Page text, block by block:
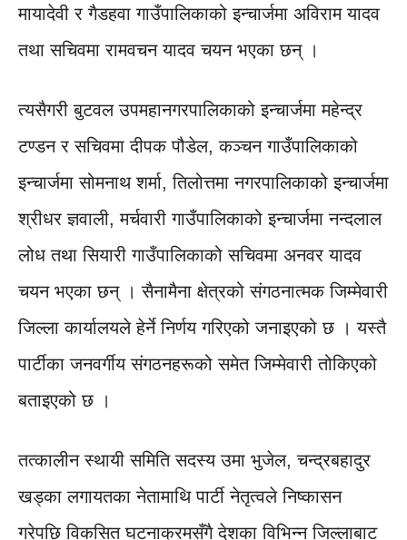
मायादेवी र गैडहवा गाउँपालिकाको इन्चार्जमा अविराम यादव
तथा सचिवमा रामवचन यादव चयन भएका छन् ।
त्यसैगरी बुटवल उपमहानगरपालिकाको इन्चार्जमा महेन्द्र
टण्डन र सचिवमा दीपक पौडेल, कञ्चन गाउँपालिकाको
इन्चार्जमा सोमनाथ शर्मा, तिलोत्तमा नगरपालिकाको इन्चार्जमा
श्रीधर ज्ञवाली, मर्चवारी गाउँपालिकाको इन्चार्जमा नन्दलाल
लोध तथा सियारी गाउँपालिकाको सचिवमा अनवर यादव
चयन भएका छन् । सैनामैना क्षेत्रको संगठनात्मक जिम्मेवारी
जिल्ला कार्यालयले हेर्ने निर्णय गरिएको जनाइएको छ । यस्तै
पार्टीका जनवर्गीय संगठनहरूको समेत जिम्मेवारी तोकिएको
बताइएको छ ।
तत्कालीन स्थायी समिति सदस्य उमा भुजेल, चन्द्रबहादुर
खड्का लगायतका नेतामाथि पार्टी नेतृत्वले निष्कासन
गरेपछि विकसित घटनाक्रमसँगै देशका विभिन्न जिल्लाबाट